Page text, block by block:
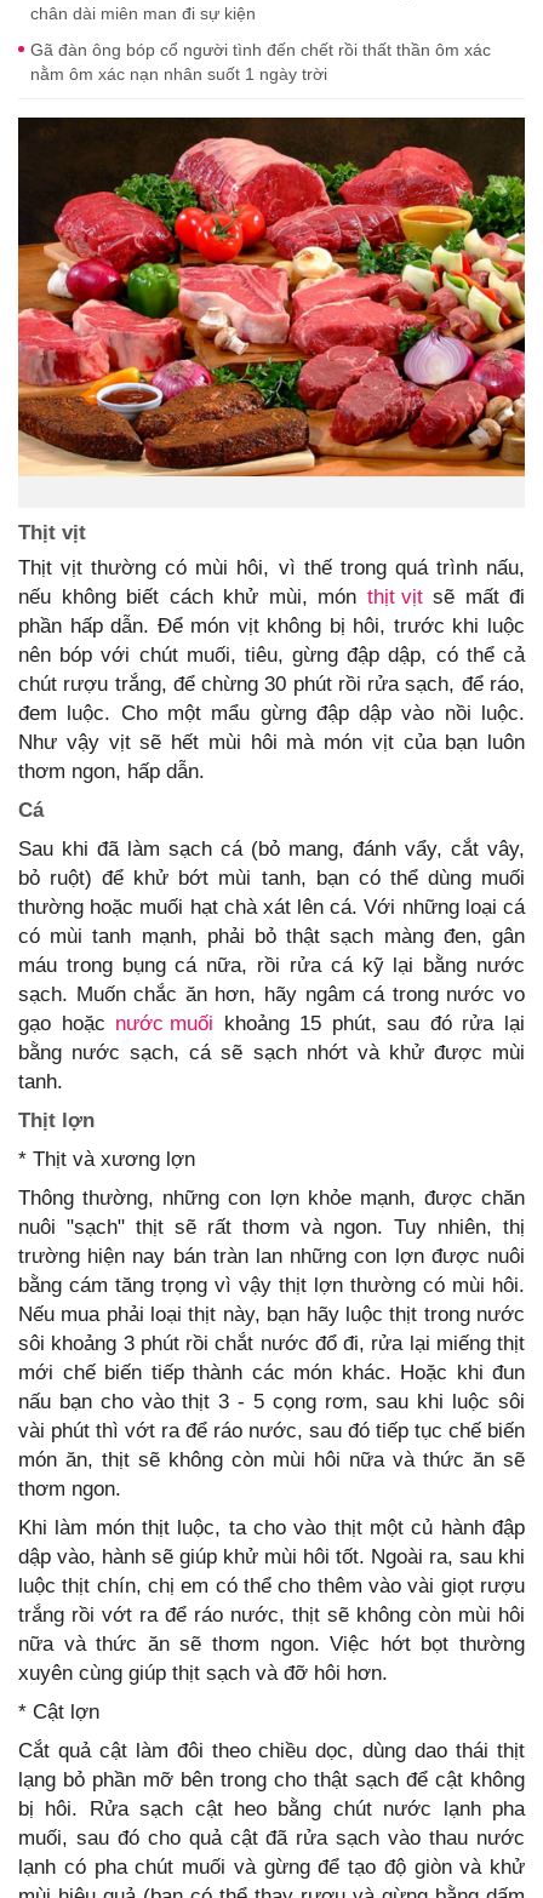
chân dài miên man đi sự kiện
Gã đàn ông bóp cổ người tình đến chết rồi thất thần ôm xác
nằm ôm xác nạn nhân suốt 1 ngày trời
Thịt vịt
Thịt vịt thường có mùi hôi, vì thế trong quá trình nấu,
nếu không biết cách khử mùi, món thịt vịtsẽ mất đi
phần hấp dẫn. Để món vịt không bị hôi, trước khi luộc
nên bóp với chút muối, tiêu, gừng đập dập, có thể cả
chút rượu trắng, để chừng 30 phút rồi rửa sạch, để ráo,
đem luộc. Cho một mẩu gừng đập dập vào nồi luộc.
Như vậy vịt sẽ hết mùi hôi mà món vịt của bạn luôn
thơm ngon, hấp dẫn.
Cá
Sau khi đã làm sạch cá (bỏ mang, đánh vẩy, cắt vây,
bỏ ruột) để khử bớt mùi tanh, bạn có thể dùng muối
thường hoặc muối hạt chà xát lên cá. Với những loại cá
có mùi tanh mạnh, phải bỏ thật sạch màng đen, gân
máu trong bụng cá nữa, rồi rửa cá kỹ lại bằng nước
sạch. Muốn chắc ăn hơn, hãy ngâm cá trong nước vo
gạo hoặc nước muối khoảng 15 phút, sau đó rửa lại
bằng nước sạch, cá sẽ sạch nhớt và khử được mùi
tanh.
Thịt lợn
* Thịt và xương lợn
Thông thường, những con lợn khỏe mạnh, được chăn
nuôi "sạch" thịt sẽ rất thơm và ngon. Tuy nhiên, thị
trường hiện nay bán tràn lan những con lợn được nuôi
bằng cám tăng trọng vì vậy thịt lợn thường có mùi hôi.
Nếu mua phải loại thịt này, bạn hãy luộc thịt trong nước
sôi khoảng 3 phút rồi chắt nước đổ đi, rửa lại miếng thịt
mới chế biến tiếp thành các món khác. Hoặc khi đun
nấu bạn cho vào thịt 3 - 5 cọng rơm, sau khi luộc sôi
vài phút thì vớt ra để ráo nước, sau đó tiếp tục chế biến
món ăn, thịt sẽ không còn mùi hôi nữa và thức ăn sẽ
thơm ngon.
Khi làm món thịt luộc, ta cho vào thịt một củ hành đập
dập vào, hành sẽ giúp khử mùi hôi tốt. Ngoài ra, sau khi
luộc thịt chín, chị em có thể cho thêm vào vài giọt rượu
trắng rồi vớt ra để ráo nước, thịt sẽ không còn mùi hôi
nữa và thức ăn sẽ thơm ngon. Việc hớt bọt thường
xuyên cùng giúp thịt sạch và đỡ hôi hơn.
* Cật lợn
Cắt quả cật làm đôi theo chiều dọc, dùng dao thái thịt
lạng bỏ phần mỡ bên trong cho thật sạch để cật không
bị hôi. Rửa sạch cật heo bằng chút nước lạnh pha
muối, sau đó cho quả cật đã rửa sạch vào thau nước
lạnh có pha chút muối và gừng để tạo độ giòn và khử